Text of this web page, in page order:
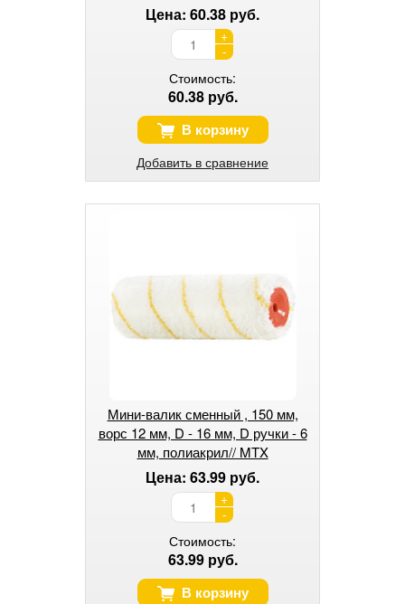
Цена: 60.38 руб.
+
-
Стоимость:
60.38 руб.
В корзину
Добавить в сравнение
Мини-валик сменный , 150 мм,
ворс 12 мм, D - 16 мм, D ручки - 6
мм, полиакрил// MTX
Цена: 63.99 руб.
+
-
Стоимость:
63.99 руб.
В корзину